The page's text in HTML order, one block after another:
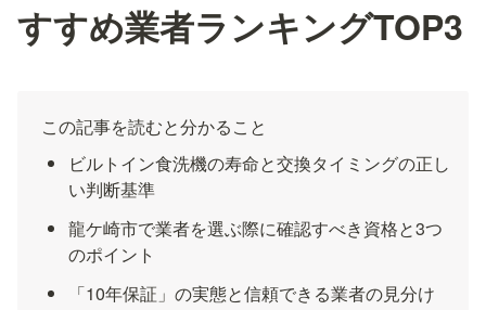
すすめ業者ランキングTOP3
この記事を読むと分かること
ビルトイン食洗機の寿命と交換タイミングの正し
い判断基準
龍ケ崎市で業者を選ぶ際に確認すべき資格と3つ
のポイント
「10年保証」の実態と信頼できる業者の見分け